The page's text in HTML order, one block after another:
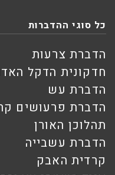
כל סוגי ההדברות
הדברת צרעות
חדקונית הדקל
הדברת עש
הדברת פרעושים
תהלוכן האורן
הדברת עשבייה
קרדית האבק